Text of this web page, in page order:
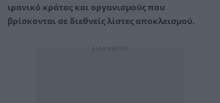
ιρανικό κράτος και οργανισμούς που
βρίσκονται σε διεθνείς λίστες αποκλεισμού.